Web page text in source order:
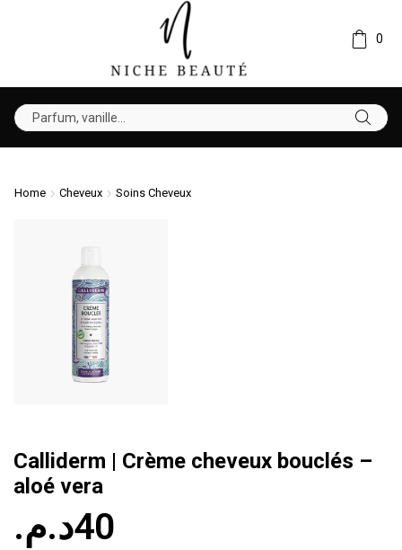
0
Home Cheveux Soins Cheveux
Calliderm | Crème cheveux bouclés –
aloé vera
40د.م.